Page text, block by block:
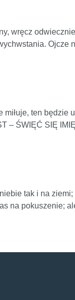
wręcz
Ojcze
ten będzie
– ŚWIĘĆ SIĘ
tak i na
na pokuszenie;